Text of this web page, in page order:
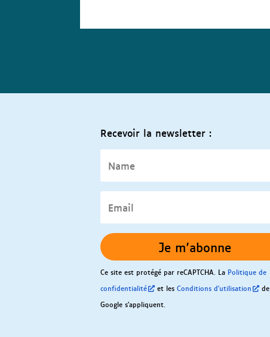
Recevoir la newsletter :
Je m'abonne
Ce site est protégé par reCAPTCHA. La Politique de
confidentialité
et lesConditions d'utilisation
de
Google s'appliquent.